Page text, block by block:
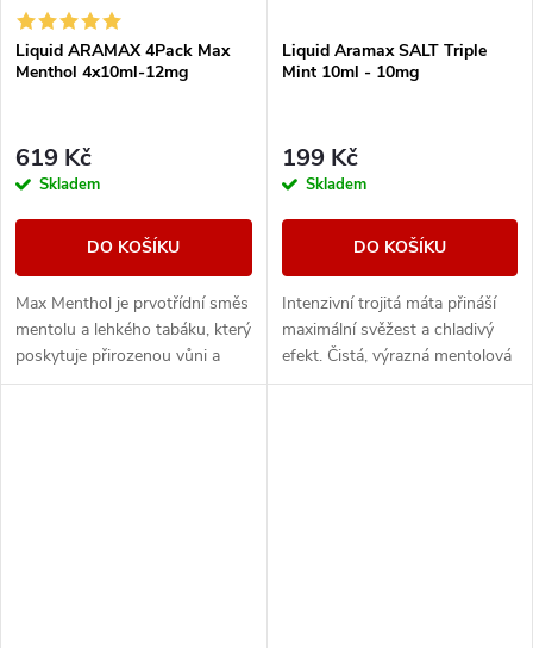
Liquid ARAMAX 4Pack Max
Menthol 4x10ml-12mg
619 Kč
Skladem
DO KOŠÍKU
Max Menthol je prvotřídní směs
mentolu a lehkého tabáku, který
poskytuje přirozenou vůni a
maximální osvěžení.
Liquid Aramax SALT Triple
Mint 10ml - 10mg
199 Kč
Skladem
DO KOŠÍKU
Intenzivní trojitá máta přináší
maximální svěžest a chladivý
efekt. Čistá, výrazná mentolová
chuť pro milovníky silného